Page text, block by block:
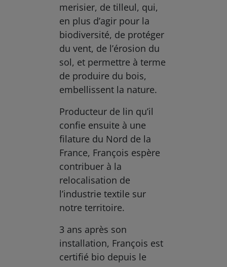
merisier, de tilleul, qui,
en plus d’agir pour la
biodiversité, de protéger
du vent, de l’érosion du
sol, et permettre à terme
de produire du bois,
embellissent la nature.
Producteur de lin qu’il
confie ensuite à une
filature du Nord de la
France, François espère
contribuer à la
relocalisation de
l’industrie textile sur
notre territoire.
3 ans après son
installation, François est
certifié bio depuis le